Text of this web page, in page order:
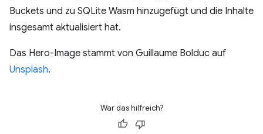
Buckets und zu SQLite Wasm hinzugefügt und die Inhalte
insgesamt aktualisiert hat.
Das Hero-Image stammt von Guillaume Bolduc auf
Unsplash.
War das hilfreich?